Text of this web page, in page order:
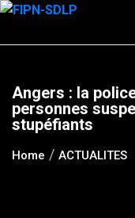
Skip
content
Angers : la
personnes
stupéfiants
Home ACTUALITES